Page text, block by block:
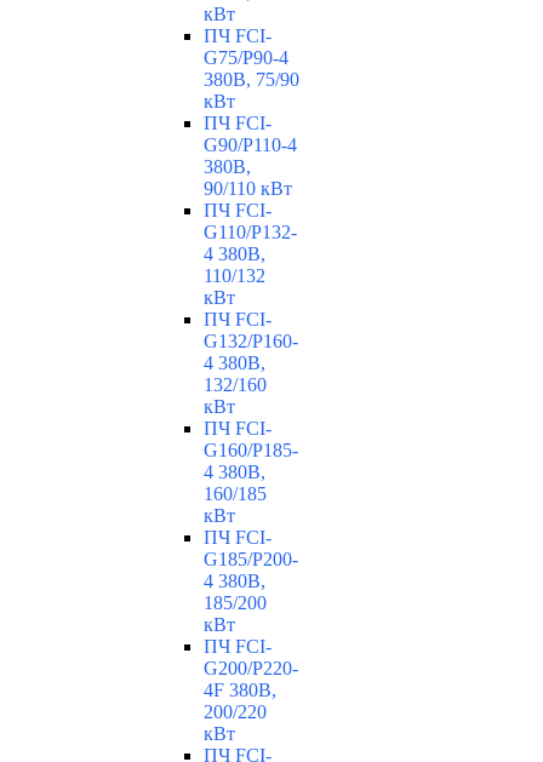
кВт
ПЧ FCI-
G75/P90-4
380В, 75/90
кВт
ПЧ FCI-
G90/P110-4
380В,
90/110 кВт
ПЧ FCI-
G110/P132-
4 380В,
110/132
кВт
ПЧ FCI-
G132/P160-
4 380В,
132/160
кВт
ПЧ FCI-
G160/P185-
4 380В,
160/185
кВт
ПЧ FCI-
G185/P200-
4 380В,
185/200
кВт
ПЧ FCI-
G200/P220-
4F 380В,
200/220
кВт
ПЧ FCI-